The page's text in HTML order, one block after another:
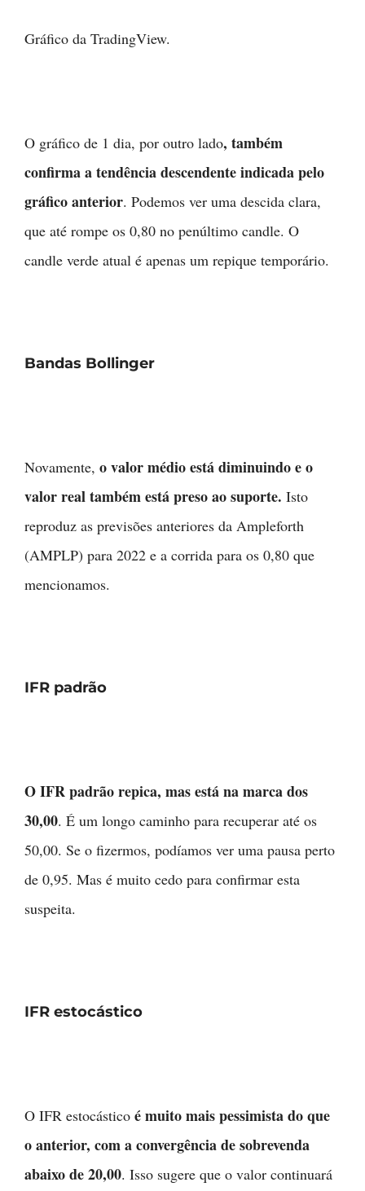
Gráfico da TradingView.
O gráfico de 1 dia, por outro lado, também
confirma a tendência descendente indicada pelo
gráfico anterior. Podemos ver uma descida clara,
que até rompe os 0,80 no penúltimo candle. O
candle verde atual é apenas um repique temporário.
Bandas Bollinger
Novamente, o valor médio está diminuindo e o
valor real também está preso aosuporte. Isto
reproduz as previsões anteriores da Ampleforth
(AMPLP) para 2022 e a corrida para os 0,80 que
mencionamos.
IFR padrão
O IFR padrão repica, mas está na marca dos
30,00. É um longo caminho para recuperar até os
50,00. Se o fizermos, podíamos ver uma pausa perto
de 0,95. Mas é muito cedo para confirmar esta
suspeita.
IFR estocástico
O IFR estocástico é muito mais pessimista do que
o anterior, com a convergência de sobrevenda
abaixo de 20,00. Isso sugere que o valor continuará